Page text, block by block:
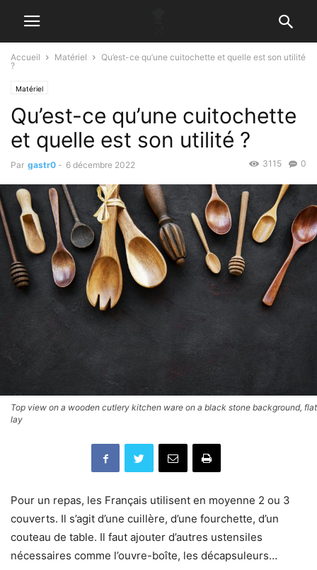
Accueil Matériel
Qu’est-ce qu’une cuitochette et quelle est son utilité
?
Matériel
Qu’est-ce qu’une cuitochette
et quelle est son utilité ?
Par gastr0 - 6 décembre 2022 0
3115
Top view on a wooden cutlery kitchen ware on a black stone background, flat
lay
Pour un repas, les Français utilisent en moyenne 2 ou 3
couverts. Il s’agit d’une cuillère, d’une fourchette, d’un
couteau de table. Il faut ajouter d’autres ustensiles
nécessaires comme l’ouvre-boîte, les décapsuleurs…